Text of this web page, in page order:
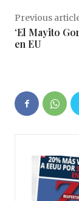
Previous
‘El Mayito
en EU